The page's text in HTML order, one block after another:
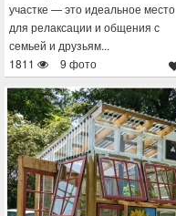
участке — это идеальное место
для релаксации и общения с
семьей и друзьям...
1811
9 фото